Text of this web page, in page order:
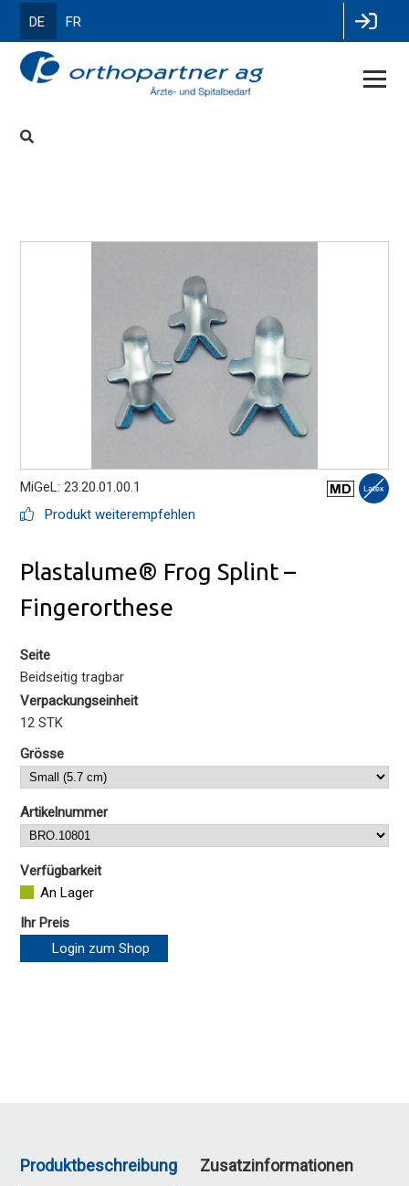
DE FR
MiGeL: 23.20.01.00.1
Produkt weiterempfehlen
Plastalume® Frog Splint –
Fingerorthese
Seite
Beidseitig tragbar
Verpackungseinheit
12 STK
Grösse
Artikelnummer
Verfügbarkeit
An Lager
Ihr Preis
Login zum Shop
Produktbeschreibung Zusatzinformationen